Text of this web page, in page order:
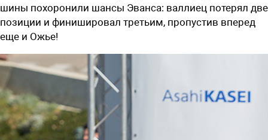
шины похоронили шансы Эванса: валлиец потерял две
позиции и финишировал третьим, пропустив вперед
еще и Ожье!